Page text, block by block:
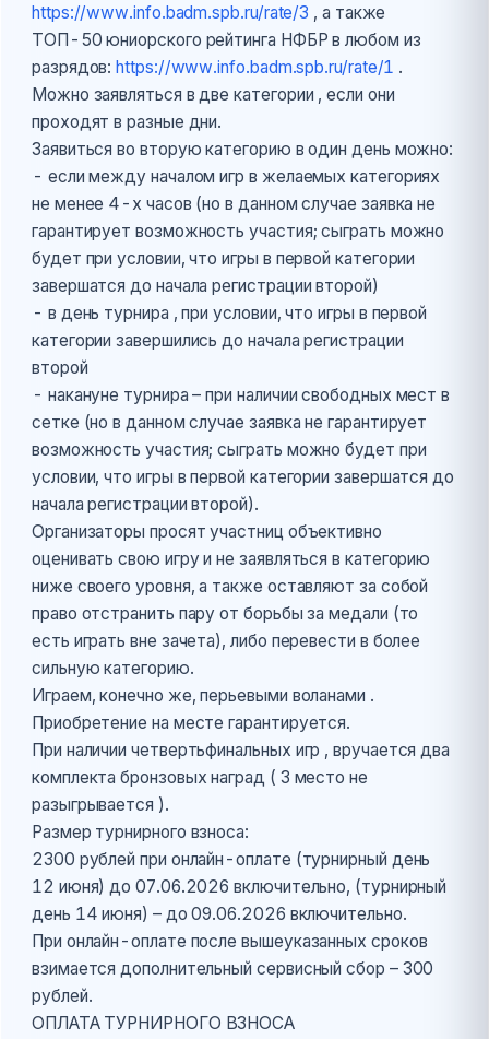
https://www.info.badm.spb.ru/rate/3 , а также
ТОП-50 юниорского рейтинга НФБР в любом из
разрядов:https://www.info.badm.spb.ru/rate/1 .
Можно заявляться в две категории , если они
проходят в разные дни.
Заявиться во вторую категорию в один день можно:
- если между началом игр в желаемых категориях
не менее 4-х часов (но в данном случае заявка не
гарантирует возможность участия; сыграть можно
будет при условии, что игры в первой категории
завершатся до начала регистрации второй)
- в день турнира , при условии, что игры в первой
категории завершились до начала регистрации
второй
- накануне турнира – при наличии свободных мест в
сетке (но в данном случае заявка не гарантирует
возможность участия; сыграть можно будет при
условии, что игры в первой категории завершатся до
начала регистрации второй).
Организаторы просят участниц объективно
оценивать свою игру и не заявляться в категорию
ниже своего уровня, а также оставляют за собой
право отстранить пару от борьбы за медали (то
есть играть вне зачета), либо перевести в более
сильную категорию.
Играем, конечно же, перьевыми воланами .
Приобретение на месте гарантируется.
При наличии четвертьфинальных игр , вручается два
комплекта бронзовых наград ( 3 место не
разыгрывается ).
Размер турнирного взноса:
2300 рублей при онлайн-оплате (турнирный день
12 июня) до 07.06.2026 включительно, (турнирный
день 14 июня) – до 09.06.2026 включительно.
При онлайн-оплате после вышеуказанных сроков
взимается дополнительный сервисный сбор – 300
рублей.
ОПЛАТА ТУРНИРНОГО ВЗНОСА